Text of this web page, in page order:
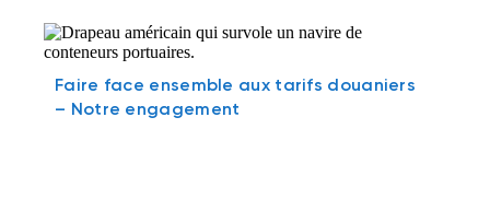
Faire face ensemble aux tarifs douaniers
– Notre engagement